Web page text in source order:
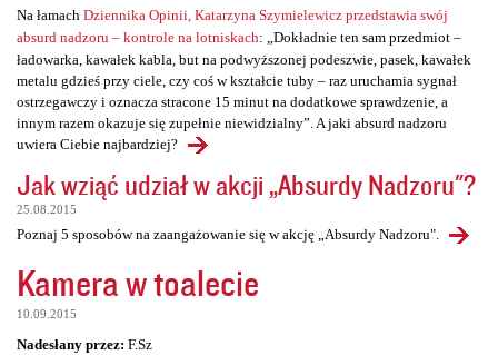
Na łamach Dziennika Opinii, Katarzyna Szymielewicz przedstawia swój
absurd nadzoru – kontrole na lotniskach: „Dokładnie ten sam przedmiot –
ładowarka, kawałek kabla, but na podwyższonej podeszwie, pasek, kawałek
metalu gdzieś przy ciele, czy coś w kształcie tuby – raz uruchamia sygnał
ostrzegawczy i oznacza stracone 15 minut na dodatkowe sprawdzenie, a
innym razem okazuje się zupełnie niewidzialny”. A jaki absurd nadzoru
uwiera Ciebie najbardziej?
Jak wziąć udział w akcji „Absurdy Nadzoru"?
25.08.2015
Poznaj 5 sposobów na zaangażowanie się w akcję „Absurdy Nadzoru".
Kamera w toalecie
10.09.2015
Nadesłany przez: F.Sz